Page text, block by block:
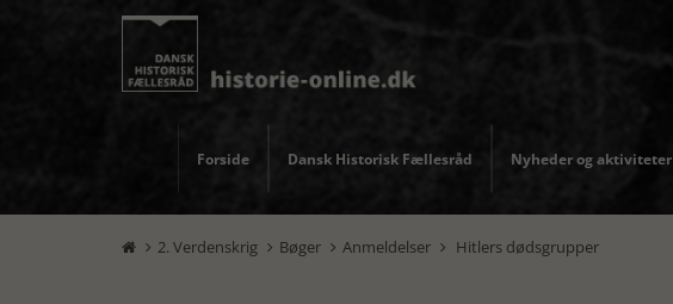
Forside Dansk Historisk Fællesråd Nyheder og aktiviteter
 2. Verdenskrig  Bøger  Anmeldelser  Hitlers dødsgrupper